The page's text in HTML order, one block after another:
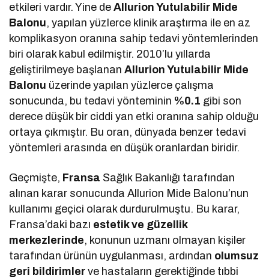
etkileri vardır. Yine deAllurion Yutulabilir Mide
Balonu, yapılan yüzlerce klinik araştırma ile en az
komplikasyon oranına sahip tedavi yöntemlerinden
biri olarak kabul edilmiştir. 2010’lu yıllarda
geliştirilmeye başlananAllurion Yutulabilir Mide
Balonu üzerinde yapılan yüzlerce çalışma
sonucunda, bu tedavi yönteminin %0.1 gibi son
derece düşük bir ciddi yan etki oranına sahip olduğu
ortaya çıkmıştır. Bu oran, dünyada benzer tedavi
yöntemleri arasında en düşük oranlardan biridir.
Geçmişte, Fransa Sağlık Bakanlığı tarafından
alınan karar sonucunda Allurion Mide Balonu’nun
kullanımı geçici olarak durdurulmuştu. Bu karar,
Fransa’daki bazı estetik ve güzellik
merkezlerinde, konunun uzmanı olmayan kişiler
tarafından ürünün uygulanması, ardından olumsuz
geri bildirimler ve hastaların gerektiğinde tıbbi